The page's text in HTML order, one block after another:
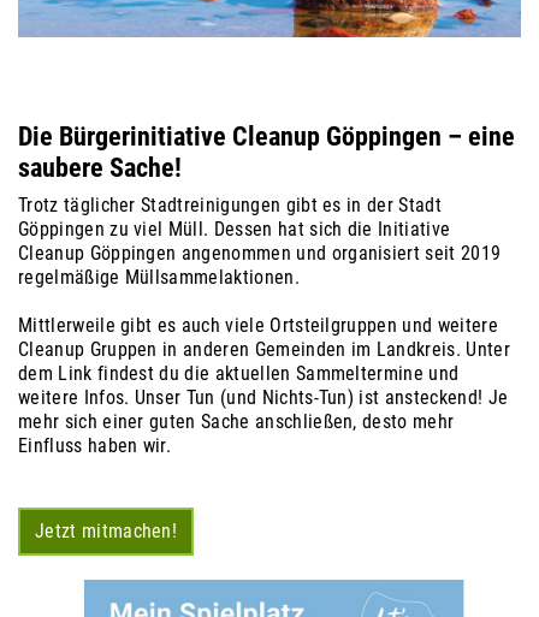
Die Bürgerinitiative Cleanup Göppingen – eine
saubere Sache!
Trotz täglicher Stadtreinigungen gibt es in der Stadt
Göppingen zu viel Müll. Dessen hat sich die Initiative
Cleanup Göppingen angenommen und organisiert seit 2019
regelmäßige Müllsammelaktionen.
Mittlerweile gibt es auch viele Ortsteilgruppen und weitere
Cleanup Gruppen in anderen Gemeinden im Landkreis. Unter
dem Link findest du die aktuellen Sammeltermine und
weitere Infos. Unser Tun (und Nichts-Tun) ist ansteckend! Je
mehr sich einer guten Sache anschließen, desto mehr
Einfluss haben wir.
Jetzt mitmachen!